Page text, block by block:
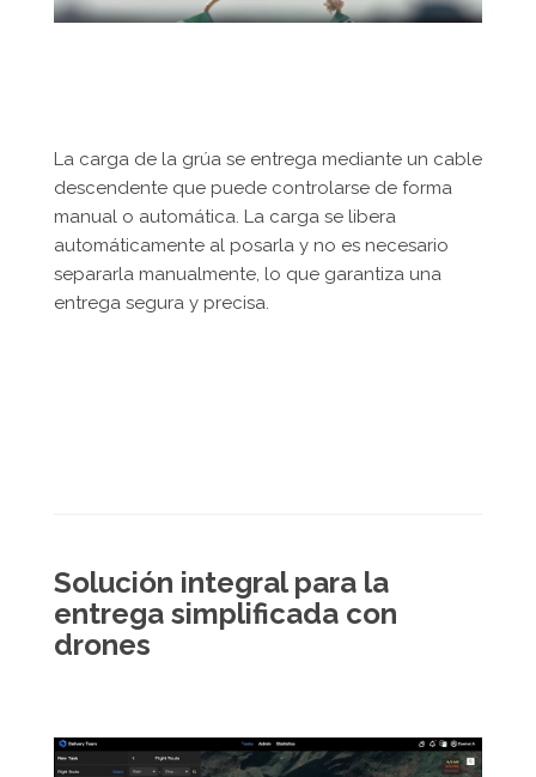
La carga de la grúa se entrega mediante un cable
descendente que puede controlarse de forma
manual o automática. La carga se libera
automáticamente al posarla y no es necesario
separarla manualmente, lo que garantiza una
entrega segura y precisa.
Solución integral para la
entrega simplificada con
drones